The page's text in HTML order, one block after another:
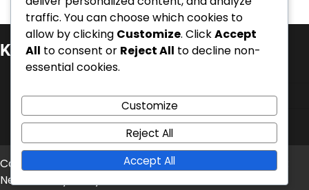
Kategoriat
Henkilöbrändäys ja autoriteetti
Liiketoiminnan uskottavuus
Verkko- ja maineenhallinta
Copyright © 2026 mentrauiaith-gogledd.com
News Bite By
traffic. You can choose which cookies to
allow by clicking Customize. ClickAccept
All to consent or Reject All to decline non-
essential cookies.
Customize
Reject All
Accept All